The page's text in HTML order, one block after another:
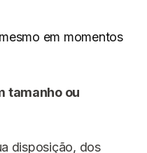
em momentos
tamanho ou
disposição, dos